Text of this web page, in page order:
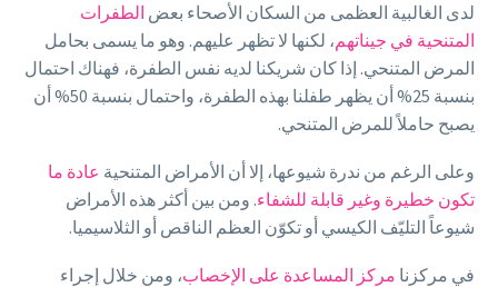
لدى الغالبية العظمى من السكان الأصحاء بعض الطفرات
المتنحية في جيناتهم، لكنها لا تظهر عليهم. وهو ما يسمى بحامل
المرض المتنحي. إذا كان شريكنا لديه نفس الطفرة، فهناك احتمال
بنسبة 25% أن يظهر طفلنا بهذه الطفرة، واحتمال بنسبة 50% أن
يصبح حاملاً للمرض المتنحي.
وعلى الرغم من ندرة شيوعها، إلا أن الأمراض المتنحية عادة ما
تكون خطيرة وغير قابلة للشفاء. ومن بين أكثر هذه الأمراض
شيوعاً التليّف الكيسي أو تكوّن العظم الناقص أو الثلاسيميا.
في مركزنا مركز المساعدة على الإخصاب، ومن خلال إجراء